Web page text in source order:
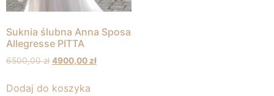
Suknia ślubna Anna Sposa
Allegresse PITTA
6500,00zł 4900,00zł
Dodaj do koszyka